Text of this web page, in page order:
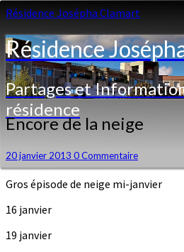
Résidence Josépha Clamart
Résidence
Partages et
résidence
Encore
de
neige
Encore de la neige
20 janvier 2013 Commentaires
0 Commentaire
Gros épisode de neige mi-janvier
16 janvier
19 janvier